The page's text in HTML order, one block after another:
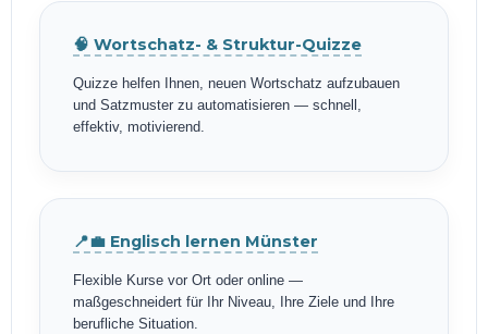
🧠 Wortschatz- & Struktur-Quizze
Quizze helfen Ihnen, neuen Wortschatz aufzubauen
und Satzmuster zu automatisieren — schnell,
effektiv, motivierend.
📍💼 Englisch lernen Münster
Flexible Kurse vor Ort oder online —
maßgeschneidert für Ihr Niveau, Ihre Ziele und Ihre
berufliche Situation.